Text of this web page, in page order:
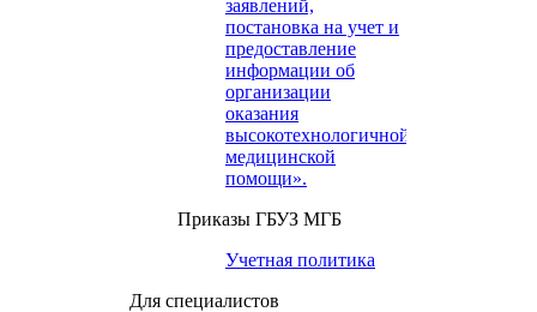
заявлений,
постановка на учет и
предоставление
информации об
организации
оказания
высокотехнологичной
медицинской
помощи».
Приказы ГБУЗ МГБ
Учетная политика
Для специалистов